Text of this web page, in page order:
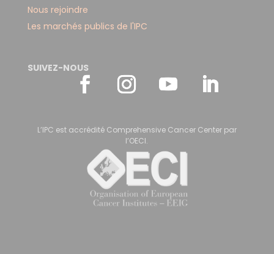
Nous rejoindre
Les marchés publics de l'IPC
SUIVEZ-NOUS
L’IPC est accrédité Comprehensive Cancer Center par
l’OECI.